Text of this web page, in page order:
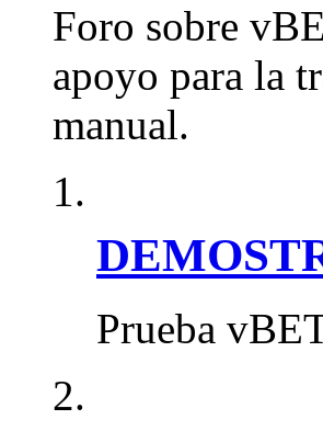
Foro sobre
apoyo para la
manual.
Prueba